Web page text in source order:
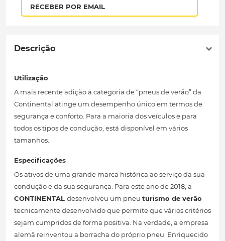
RECEBER POR EMAIL
Descrição
Utilização
A mais recente adição à categoria de “pneus de verão” da
Continental atinge um desempenho único em termos de
segurança e conforto. Para a maioria dos veículos e para
todos os tipos de condução, está disponível em vários
tamanhos.
Especificações
Os ativos de uma grande marca histórica ao serviço da sua
condução e da sua segurança. Para este ano de 2018, a
CONTINENTAL desenvolveu um pneu turismo de verão
tecnicamente desenvolvido que permite que vários critérios
sejam cumpridos de forma positiva. Na verdade, a empresa
alemã reinventou a borracha do próprio pneu. Enriquecido